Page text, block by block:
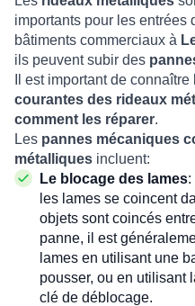
importants pour les entrées
bâtiments commerciaux à
ils peuvent subir des
Il est important de
courantes des rideaux
comment les réparer.
Les pannes mécaniques
métalliques incluent:
Le blocage des lames:
les lames se coincent
objets sont coincés
panne, il est
lames en utilisant une
pousser, ou en utilisant
clé de déblocage.